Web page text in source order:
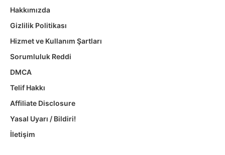
Hakkımızda
Gizlilik Politikası
Hizmet ve Kullanım Şartları
Sorumluluk Reddi
DMCA
Telif Hakkı
Affiliate Disclosure
Yasal Uyarı / Bildiri!
İletişim